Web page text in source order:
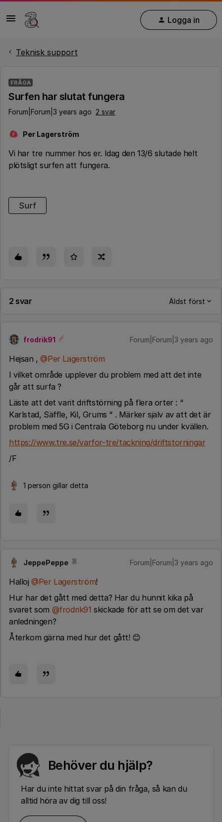
Logga in
Teknisk support
FRÅGA
Surfen har slutat fungera
Forum|Forum|3 years ago 2 svar
P Per Lagerström
Vi har tre nummer hos er. Idag den 13/6 slutade helt
plötsligt surfen att fungera.
Surf
2 svar Äldst först
frodrik91 Forum|Forum|3 years ago
Hejsan ,@Per Lagerström
I vilket område upplever du problem med att det inte
går att surfa ?
Läste att det varit driftstörning på flera orter : “
Karlstad, Säffle, Kil, Grums “ . Märker själv av att det är
problem med 5G i Centrala Göteborg nu under kvällen.
https://www.tre.se/varfor-tre/tackning/driftstorningar
/F
1 person gillar detta
JeppePeppe Forum|Forum|3 years ago
Halloj@Per Lagerström!
Hur har det gått med detta? Har du hunnit kika på
svaret som @frodrik91 skickade för att se om det var
anledningen?
Återkom gärna med hur det gått! 😊
Behöver du hjälp?
Har du inte hittat svar på din fråga, så kan du
alltid höra av dig till oss!